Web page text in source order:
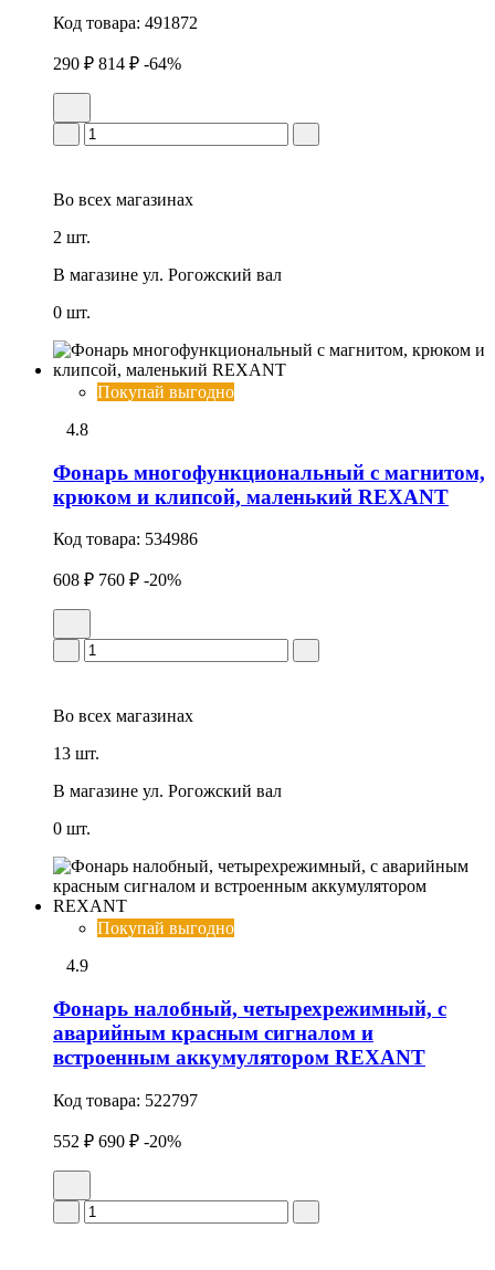
Код товара: 491872
290 ₽ 814 ₽ -64%
Во всех магазинах
2 шт.
В магазине ул. Рогожский вал
0 шт.
Покупай выгодно
4.8
Фонарь многофункциональный с магнитом,
крюком и клипсой, маленький REXANT
Код товара: 534986
608 ₽ 760 ₽ -20%
Во всех магазинах
13 шт.
В магазине ул. Рогожский вал
0 шт.
Покупай выгодно
4.9
Фонарь налобный, четырехрежимный, с
аварийным красным сигналом и
встроенным аккумулятором REXANT
Код товара: 522797
552 ₽ 690 ₽ -20%